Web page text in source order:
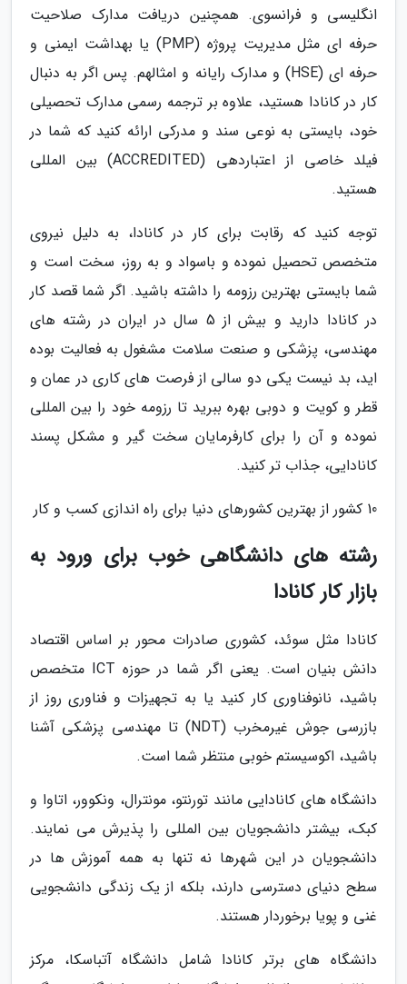
انگلیسی و فرانسوی. همچنین دریافت مدارک صلاحیت
حرفه ای مثل مدیریت پروژه (PMP) یا بهداشت ایمنی و
حرفه ای (HSE) و مدارک رایانه و امثالهم. پس اگر به دنبال
کار در کانادا هستید، علاوه بر ترجمه رسمی مدارک تحصیلی
خود، بایستی به نوعی سند و مدرکی ارائه کنید که شما در
فیلد خاصی از اعتباردهی (ACCREDITED) بین المللی
هستید.
توجه کنید که رقابت برای کار در کانادا، به دلیل نیروی
متخصص تحصیل نموده و باسواد و به روز، سخت است و
شما بایستی بهترین رزومه را داشته باشید. اگر شما قصد کار
در کانادا دارید و بیش از 5 سال در ایران در رشته های
مهندسی، پزشکی و صنعت سلامت مشغول به فعالیت بوده
اید، بد نیست یکی دو سالی از فرصت های کاری در عمان و
قطر و کویت و دوبی بهره ببرید تا رزومه خود را بین المللی
نموده و آن را برای کارفرمایان سخت گیر و مشکل پسند
کانادایی، جذاب تر کنید.
10 کشور از بهترین کشورهای دنیا برای راه اندازی کسب و کار
رشته های دانشگاهی خوب برای ورود به
بازار کار کانادا
کانادا مثل سوئد، کشوری صادرات محور بر اساس اقتصاد
دانش بنیان است. یعنی اگر شما در حوزه ICT متخصص
باشید، نانوفناوری کار کنید یا به تجهیزات و فناوری روز از
بازرسی جوش غیرمخرب (NDT) تا مهندسی پزشکی آشنا
باشید، اکوسیستم خوبی منتظر شما است.
دانشگاه های کانادایی مانند تورنتو، مونترال، ونکوور، اتاوا و
کبک، بیشتر دانشجویان بین المللی را پذیرش می نمایند.
دانشجویان در این شهرها نه تنها به همه آموزش ها در
سطح دنیای دسترسی دارند، بلکه از یک زندگی دانشجویی
غنی و پویا برخوردار هستند.
دانشگاه های برتر کانادا شامل دانشگاه آتباسکا، مرکز